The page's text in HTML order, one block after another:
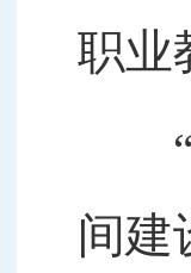
职业
“
间建